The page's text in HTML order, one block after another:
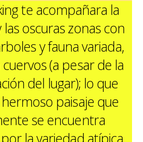
te acompañara la
oscuras zonas con
y fauna variada,
(a pesar de la
del lugar); lo que
paisaje que
se encuentra
la variedad atípica